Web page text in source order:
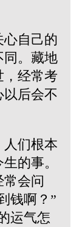
心自己的
同。藏地
，经常考
以后会不
人们根本
的事。
会问
钱啊？”
运气怎